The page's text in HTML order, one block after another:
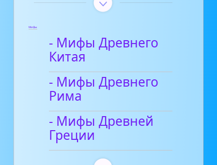
Мифы
- Мифы Древнего
Китая
- Мифы Древнего
Рима
- Мифы Древней
Греции